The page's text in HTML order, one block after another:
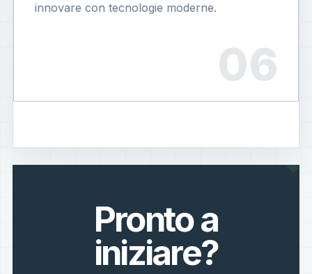
innovare con tecnologie moderne.
Pronto a
iniziare?